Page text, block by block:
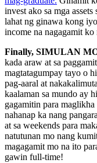
invest ako sa mga
lahat ng ginawa kong
income na nagagamit
Finally, SIMULAN
kada araw at sa
magtatagumpay tayo o
pag-aaral at
kaalaman sa mundo ay
gagamitin para
nahanap ka nang
at sa weekends para
natutunan mo nang
magagamit mo na ito
gawin full-time!